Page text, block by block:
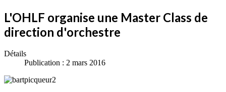
L'OHLF organise une Master Class de
direction d'orchestre
Détails
Publication : 2 mars 2016